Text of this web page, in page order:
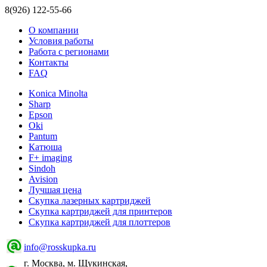
8(926) 122-55-66
О компании
Условия работы
Работа с регионами
Контакты
FAQ
Konica Minolta
Sharp
Epson
Oki
Pantum
Катюша
F+ imaging
Sindoh
Avision
Лучшая цена
Скупка лазерных картриджей
Скупка картриджей для принтеров
Скупка картриджей для плоттеров
info@rosskupka.ru
г. Москва, м. Щукинская,